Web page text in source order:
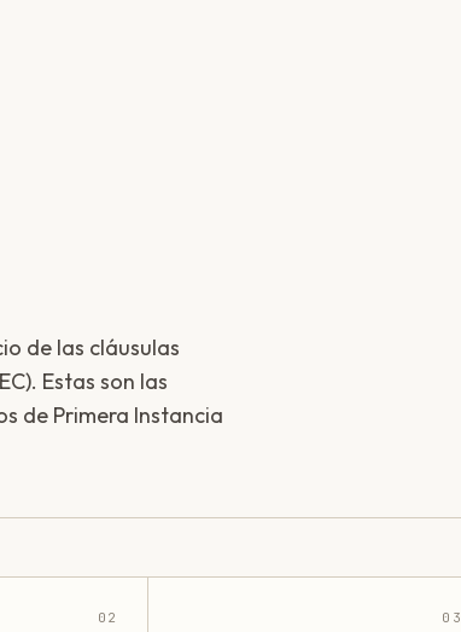
de las cláusulas
Estas son las
de Primera Instancia
02 03